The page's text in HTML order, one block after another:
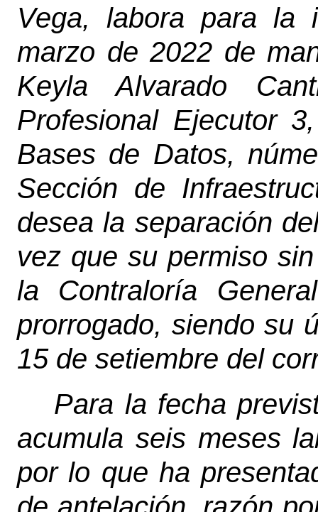
Vega, labora para la
marzo de 2022 de
Keyla Alvarado
Profesional Ejecutor
Bases de Datos,
Sección de
desea la separación
vez que su permiso
la Contraloría
prorrogado, siendo su
15 de setiembre del
Para la fecha
acumula seis meses
por lo que ha